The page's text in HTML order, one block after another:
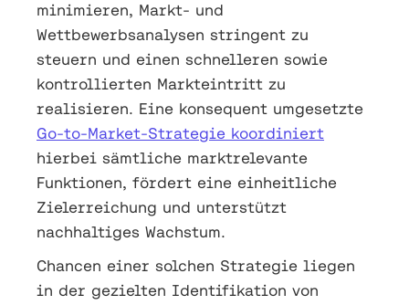
minimieren, Markt- und
Wettbewerbsanalysen stringent zu
steuern und einen schnelleren sowie
kontrollierten Markteintritt zu
realisieren. Eine konsequent umgesetzte
Go-to-Market-Strategie koordiniert
hierbei sämtliche marktrelevante
Funktionen, fördert eine einheitliche
Zielerreichung und unterstützt
nachhaltiges Wachstum.
Chancen einer solchen Strategie liegen
in der gezielten Identifikation von